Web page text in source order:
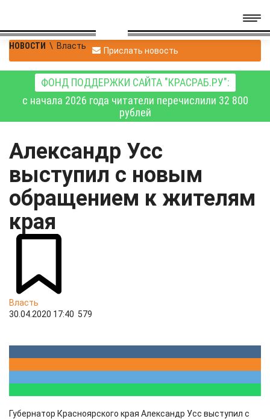
НОВОСТИ \ Власть Прислать новость
ФОНД ПОДДЕРЖКИ САЙТА "КРАСРАБ.РУ":
с начала 2026 года читатели перечислили 32 800
рублей
Александр Усс
выступил с новым
обращением к жителям
края
Власть
30.04.2020 17:40 579
Губернатор Красноярского края Александр Усс выступил с